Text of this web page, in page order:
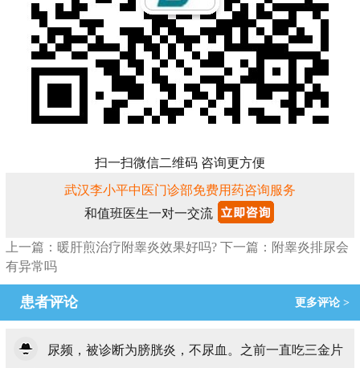
扫一扫微信二维码 咨询更方便
武汉李小平中医门诊部免费用药咨询服务
和值班医生一对一交流
上一篇：暖肝煎治疗附睾炎效果好吗? 下一篇：附睾炎排尿会
有异常吗
患者评论 更多评论 >
尿频，被诊断为膀胱炎，不尿血。之前一直吃三金片